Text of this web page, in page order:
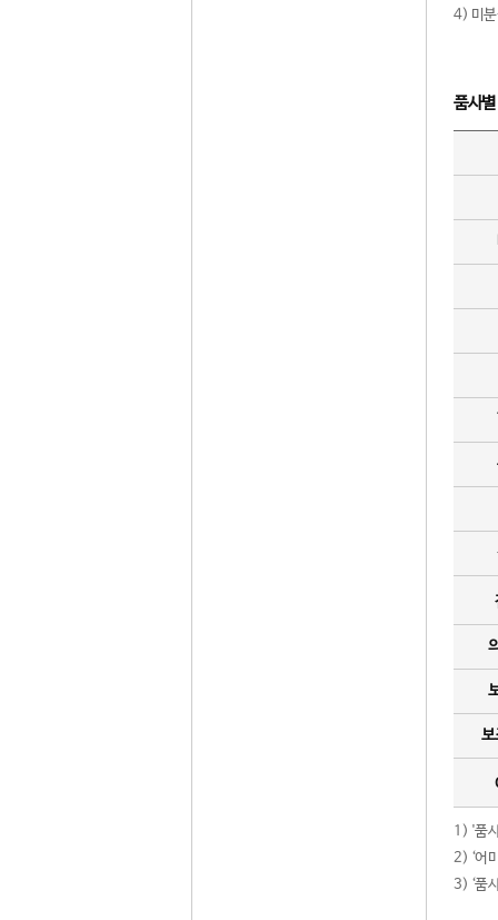
4) 미분
품사
보
1) '품
2) ‘어
3) ‘품